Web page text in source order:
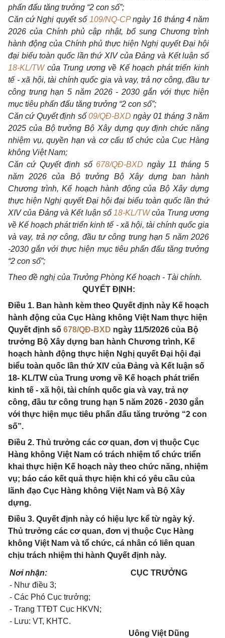
phấn đấu tăng trưởng “2 con số”;
Căn cứ Nghị quyết số 109/NQ-CPngày 16 tháng 4 năm
2026 của Chính phủ cập nhật, bổ sung Chương trình
hành động của Chính phủ thực hiện Nghị quyết Đại hội
đại biểu toàn quốc lần thứ XIV của Đảng và Kết luận số
18-KL/TWcủa Trung ương về Kế hoạch phát triển kinh
tế - xã hội, tài chính quốc gia và vay, trả nợ công, đầu tư
công trung hạn 5 năm 2026 - 2030 gắn với thực hiện
mục tiêu phấn đấu tăng trưởng “2 con số”;
Căn cứ Quyết định số 09/QĐ-BXD ngày 01 tháng 3 năm
2025 của Bộ trưởng Bộ Xây dựng quy định chức năng
nhiệm vụ, quyền hạn và cơ cấu tổ chức của Cục Hàng
không Việt Nam;
Căn cứ Quyết định số 678/QĐ-BXD ngày 11 tháng 5
năm 2026 của Bộ trưởng Bộ Xây dựng ban hành
Chương trình, Kế hoạch hành động của Bộ Xây dựng
thực hiện Nghị quyết Đại hội đại biểu toàn quốc lần thứ
XIV của Đảng và Kết luận số 18-KL/TWcủa Trung ương
về Kế hoạch phát triển kinh tế - xã hội, tài chính quốc gia
và vay, trả nợ công, đầu tư công trung hạn 5 năm 2026
-2030 gắn với thực hiện mục tiêu phấn đấu tăng trưởng
“2 con số”;
Theo đề nghị của Trưởng Phòng Kế hoạch - Tài chính.
QUYẾT ĐỊNH:
Điều 1. Ban hành kèm theo Quyết định này Kế hoạch
hành động của Cục Hàng không Việt Nam thực hiện
Quyết định số 678/QĐ-BXD ngày 11/5/2026 của Bộ
trưởng Bộ Xây dựng ban hành Chương trình, Kế
hoạch hành động thực hiện Nghị quyết Đại hội đại
biểu toàn quốc lần thứ XIV của Đảng và Kết luận số
18- KL/TW của Trung ương về Kế hoạch phát triển
kinh tế - xã hội, tài chính quốc gia và vay, trả nợ
công, đầu tư công trung hạn 5 năm 2026 - 2030 gắn
với thực hiện mục tiêu phấn đấu tăng trưởng “2 con
số”.
Điều 2. Thủ trưởng các cơ quan, đơn vị thuộc Cục
Hàng không Việt Nam có trách nhiệm tổ chức triển
khai thực hiện Kế hoạch này theo chức năng, nhiệm
vụ; báo cáo kết quả thực hiện khi có yêu cầu của
lãnh đạo Cục Hàng không Việt Nam và Bộ Xây
dựng.
Điều 3. Quyết định này có hiệu lực kể từ ngày ký.
Thủ trưởng các cơ quan, đơn vị thuộc Cục Hàng
không Việt Nam và tổ chức, cá nhân có liên quan
chịu trách nhiệm thi hành Quyết định này.
Nơi nhận:
- Như điều 3;
- Các Phó Cục trưởng;
- Trang TTĐT Cục HKVN;
- Lưu: VT, KHTC.
CỤC TRƯỞNG
Uông Việt Dũng